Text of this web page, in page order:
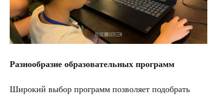
Разнообразие образовательных программ
Широкий выбор программ позволяет подобрать